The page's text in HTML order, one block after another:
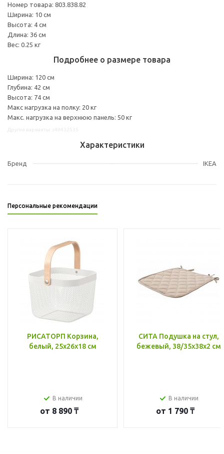
Номер товара: 803.838.82
Ширина: 10 см
Высота: 4 см
Длина: 36 см
Вес: 0.25 кг
Подробнее о размере товара
Ширина: 120 см
Глубина: 42 см
Высота: 74 см
Макс нагрузка на полку: 20 кг
Макс. нагрузка на верхнюю панель: 50 кг
Характеристики
Бренд IKEA
Персональные рекомендации
РИСАТОРП Корзина,
белый, 25x26x18 см
В наличии
от 8 890 ₸
СИТА Подушка на стул,
бежевый, 38/35x38x2 см
В наличии
от 1 790 ₸